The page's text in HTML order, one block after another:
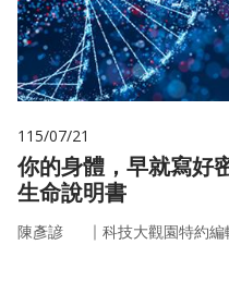
115/07/21
你的身體，早就寫好
生命說明書
陳彥諺 ｜ 科技大觀園特約編